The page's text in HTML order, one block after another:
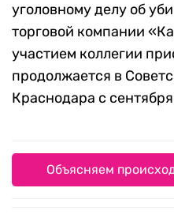
уголовному делу об
торговой компании
участием коллегии
продолжается в
Краснодара с
Объясняем